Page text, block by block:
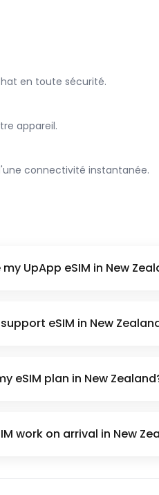
en toute sécurité.
appareil.
connectivité instantanée.
UpApp eSIM in New
eSIM in New
eSIM plan in New
work on arrival in New